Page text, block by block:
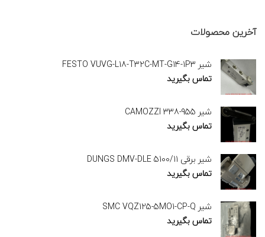
آخرین محصولات
شیر FESTO VUVG-L18-T32C-MT-G14-1P3
تماس بگیرید
شیر CAMOZZI 338-955
تماس بگیرید
شیر برقی DUNGS DMV-DLE 5100/11
تماس بگیرید
شیر SMC VQZ125-5MO1-CP-Q
تماس بگیرید